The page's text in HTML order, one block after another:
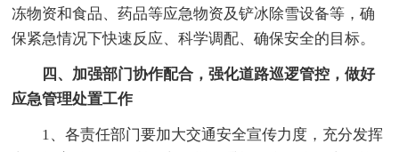
冻物资和食品、药品等应急物资及铲冰除雪设备等，确
保紧急情况下快速反应、科学调配、确保安全的目标。
四、加强部门协作配合，强化道路巡逻管控，做好
应急管理处置工作
1、各责任部门要加大交通安全宣传力度，充分发挥